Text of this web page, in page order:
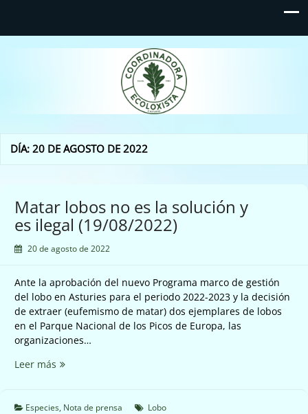
Coordinadora Ecoloxista
d'Asturies
DÍA:20 DE AGOSTO DE 2022
Matar lobos no es la solución y
es ilegal (19/08/2022)
20 de agosto de 2022
Ante la aprobación del nuevo Programa marco de gestión
del lobo en Asturies para el periodo 2022-2023 y la decisión
de extraer (eufemismo de matar) dos ejemplares de lobos
en el Parque Nacional de los Picos de Europa, las
organizaciones…
Leer más Matar
es
Especies, Nota de prensa Lobo